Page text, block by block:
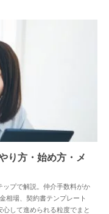
2026.07.16
り方・始め方・メ
ップで解説。仲介手数料がか
相場、契約書テンプレート
して進められる粒度でまと